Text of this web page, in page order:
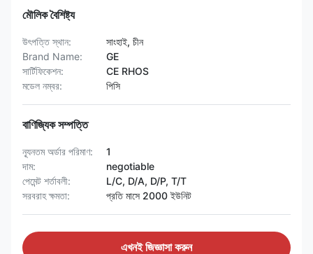
মৌলিক বৈশিষ্ট্য
উৎপত্তি স্থান:
সাংহাই, চীন
Brand Name:
GE
সার্টিফিকেশন:
CE RHOS
মডেল নম্বর:
পিসি
বাণিজ্যিক সম্পত্তি
ন্যূনতম অর্ডার পরিমাণ:
1
দাম:
negotiable
পেমেন্ট শর্তাবলী:
L/C, D/A, D/P, T/T
সরবরাহ ক্ষমতা:
প্রতি মাসে 2000 ইউনিট
এখনই জিজ্ঞাসা করুন